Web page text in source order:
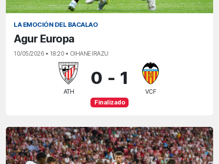
LA EMOCIÓN DEL BACALAO
Agur Europa
10/05/2026 • 18:20 • OIHANE IRAZU
ATH
0 - 1
VCF
Finalizado